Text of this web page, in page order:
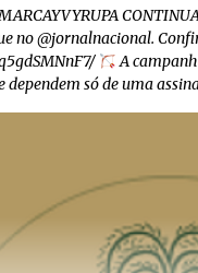
no @jornalnacional.
A
dependem só de uma